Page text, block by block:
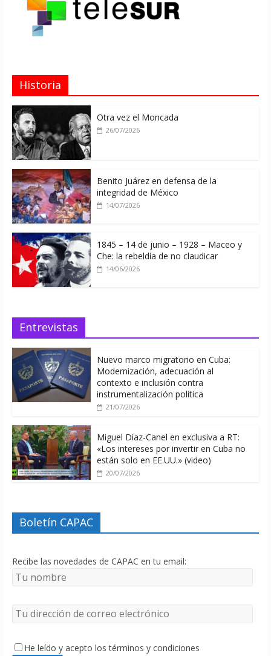
Historia
Otra vez el Moncada
26/07/2026
Benito Juárez en defensa de la
integridad de México
14/07/2026
1845 – 14 de junio – 1928 – Maceo y
Che: la rebeldía de no claudicar
14/06/2026
Entrevistas
Nuevo marco migratorio en Cuba:
Modernización, adecuación al
contexto e inclusión contra
instrumentalización política
21/07/2026
Miguel Díaz-Canel en exclusiva a RT:
«Los intereses por invertir en Cuba no
están solo en EE.UU.» (video)
20/07/2026
Boletín CAPAC
Recibe las novedades de CAPAC en tu email:
He leído y acepto los términos y condiciones